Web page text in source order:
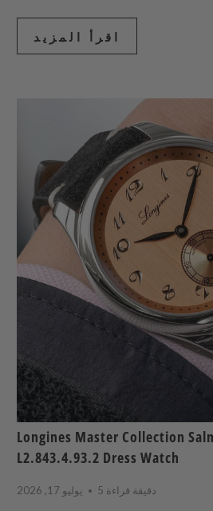
اقرأ المزيد
Longines Master Collection
L2.843.4.93.2 Dress Watch
يوليو 17, 2026 5 دقيقة قراءة